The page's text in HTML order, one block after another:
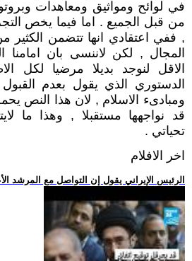
في لوائح ومواثيق ومعاهدات
من قبل الجميع . اما فيما يخص
, ففي اعتقادي انها تتضمن الكثير
المجال , لكن لاننسى بان امامنا
الاقل لنوجد بديلا مرضيا لكل
الدستوري الذي يقول بعدم
ومبادىء الاسلام , لان هذا النص
قد نواجهها مستقبلا , وهذا ما
تحياتي .
اخر الافلام
.. الرئيس الإيراني يقول إن التواصل مع المرشد